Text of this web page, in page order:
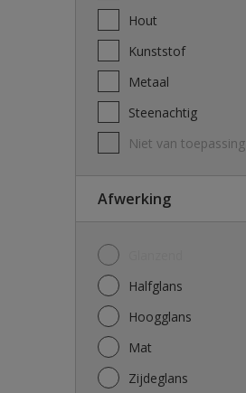
Hout
Kunststof
Metaal
Steenachtig
Niet van toepassing
Afwerking
Halfglans
Hoogglans
Mat
Zijdeglans